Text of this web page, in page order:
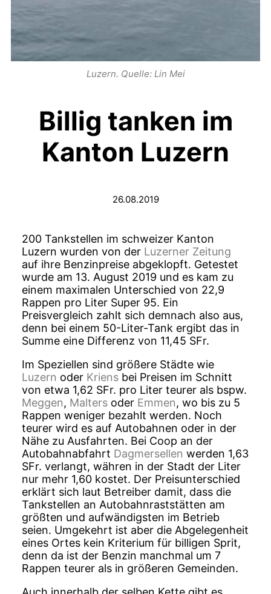
Luzern. Quelle: Lin Mei
Billig tanken im
Kanton Luzern
26.08.2019
200 Tankstellen im schweizer Kanton
Luzern wurden von der Luzerner Zeitung
auf ihre Benzinpreise abgeklopft. Getestet
wurde am 13. August 2019 und es kam zu
einem maximalen Unterschied von 22,9
Rappen pro Liter Super 95. Ein
Preisvergleich zahlt sich demnach also aus,
denn bei einem 50-Liter-Tank ergibt das in
Summe eine Differenz von 11,45 SFr.
Im Speziellen sind größere Städte wie
Luzern oder Kriens bei Preisen im Schnitt
von etwa 1,62 SFr. pro Liter teurer als bspw.
Meggen, Malters oder Emmen, wo bis zu 5
Rappen weniger bezahlt werden. Noch
teurer wird es auf Autobahnen oder in der
Nähe zu Ausfahrten. Bei Coop an der
Autobahnabfahrt Dagmersellen werden 1,63
SFr. verlangt, währen in der Stadt der Liter
nur mehr 1,60 kostet. Der Preisunterschied
erklärt sich laut Betreiber damit, dass die
Tankstellen an Autobahnraststätten am
größten und aufwändigsten im Betrieb
seien. Umgekehrt ist aber die Abgelegenheit
eines Ortes kein Kriterium für billigen Sprit,
denn da ist der Benzin manchmal um 7
Rappen teurer als in größeren Gemeinden.